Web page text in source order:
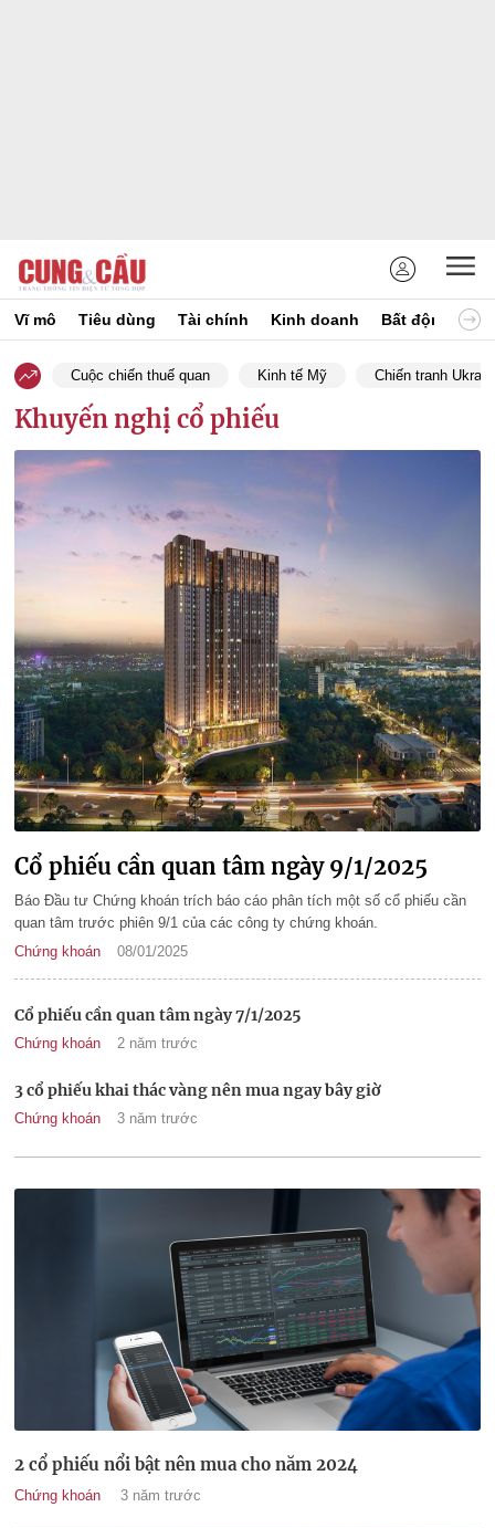
Vĩ mô Tiêu dùng Tài chính Kinh doanh Bất động sản
Cuộc chiến thuế quan Kinh tế Mỹ Chiến tranh
Khuyến nghị cổ phiếu
Cổ phiếu cần quan tâm ngày 9/1/2025
Báo Đầu tư Chứng khoán trích báo cáo phân tích một số cổ phiếu cần
quan tâm trước phiên 9/1 của các công ty chứng khoán.
Chứng khoán
08/01/2025
Cổ phiếu cần quan tâm ngày 7/1/2025
Chứng khoán 2 năm trước
3 cổ phiếu khai thác vàng nên mua ngay bây giờ
Chứng khoán 3 năm trước
2 cổ phiếu nổi bật nên mua cho năm 2024
Chứng khoán 3 năm trước